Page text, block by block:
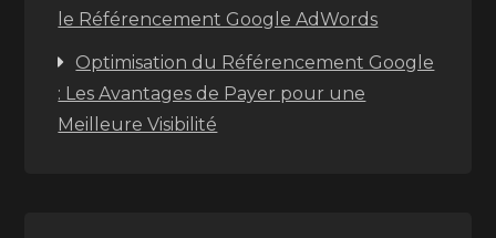
le Référencement Google AdWords
Optimisation du Référencement Google
: Les Avantages de Payer pour une
Meilleure Visibilité